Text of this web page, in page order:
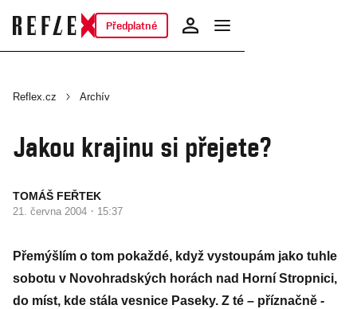
Předplatné
Reflex.cz Archív
Jakou krajinu si přejete?
TOMÁŠ FEŘTEK
21. června 2004 · 15:37
Přemýšlím o tom pokaždé, když vystoupám jako tuhle
sobotu v Novohradských horách nad Horní Stropnici,
do míst, kde stála vesnice Paseky. Z té – příznačně -